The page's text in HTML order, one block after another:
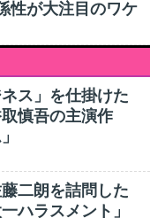
性が大注目のワケ
ス」を仕掛けた
慎吾の主演作
二朗を詰問した
ハラスメント」